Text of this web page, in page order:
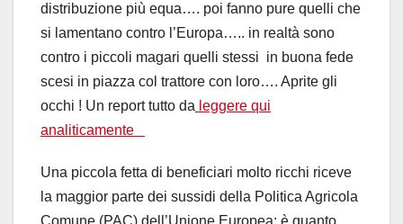
distribuzione più equa…. poi fanno pure quelli che
si lamentano contro l’Europa….. in realtà sono
contro i piccoli magari quelli stessi in buona fede
scesi in piazza col trattore con loro…. Aprite gli
occhi ! Un report tutto da leggere qui
analiticamente
Una piccola fetta di beneficiari molto ricchi riceve
la maggior parte dei sussidi della Politica Agricola